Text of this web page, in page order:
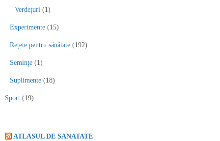
Verdețuri (1)
Experimente (15)
Rețete pentru sănătate (192)
Semințe (1)
Suplimente (18)
Sport (19)
ATLASUL DE SANATATE